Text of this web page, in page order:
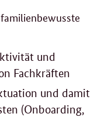
und
Fachkräften
und damit
(Onboarding,